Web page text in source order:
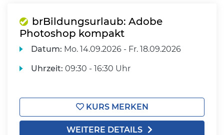
brBildungsurlaub: Adobe
Photoshop kompakt
Datum: Mo. 14.09.2026 - Fr. 18.09.2026
Uhrzeit: 09:30 - 16:30 Uhr
KURS MERKEN
WEITERE DETAILS